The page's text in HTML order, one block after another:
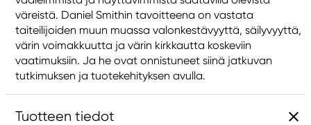
väreistä. Daniel Smithin tavoitteena on vastata
taiteilijoiden muun muassa valonkestävyyttä, säilyvyyttä,
värin voimakkuutta ja värin kirkkautta koskeviin
vaatimuksiin. Ja he ovat onnistuneet siinä jatkuvan
tutkimuksen ja tuotekehityksen avulla.
Tuotteen tiedot